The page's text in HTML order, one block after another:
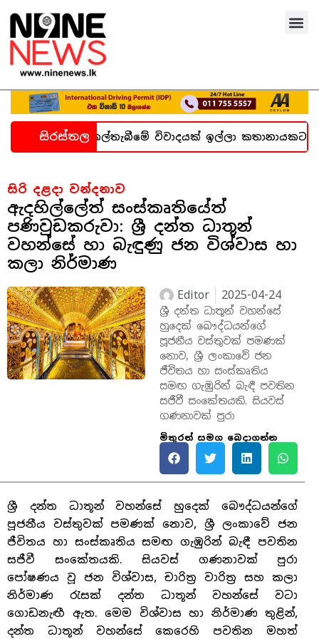
සිරස්තල
හදිසි කල්තැබීමේ විවාදයක් ඉල්ලා කතානායකට ලිපියක්
සිරි දළදා වන්දනාව
ඇදහිල්ලේත් සංස්කෘතියේත්
පණිවුඩකරුවා: ශ්‍රී දන්ත ධාතූන්
වහන්සේ හා බැඳුණු ජන විශ්වාස හා
කලා නිර්මාණ
Editor 2025-04-24
ශ්‍රී දන්ත ධාතූන් වහන්සේ
හුදෙක් බෞද්ධයන්ගේ
පූජනීය වස්තුවක් පමණක්
නොව, ශ්‍රී ලංකාවේ ජන
ජීවිතය හා සංස්කෘතිය
සමඟ ගැඹුරින් බැඳී පවතින
සජීවී සංකේතයකි. සියවස්
ගණනාවක් පුරා
මිතුරන් සමග බෙදාගන්න
ශ්‍රී දන්ත ධාතූන් වහන්සේ හුදෙක් බෞද්ධයන්ගේ
පූජනීය වස්තුවක් පමණක් නොව, ශ්‍රී ලංකාවේ ජන
ජීවිතය හා සංස්කෘතිය සමඟ ගැඹුරින් බැඳී පවතින
සජීවී සංකේතයකි. සියවස් ගණනාවක් පුරා
පෝෂණය වූ ජන විශ්වාස, චාරිත්‍ර වාරිත්‍ර සහ කලා
නිර්මාණ රැසක් දන්ත ධාතූන් වහන්සේ වටා
ගොඩනැඟී ඇත. මෙම විශ්වාස හා නිර්මාණ තුළින්,
දන්ත ධාතූන් වහන්සේ කෙරෙහි පවතින මහත්